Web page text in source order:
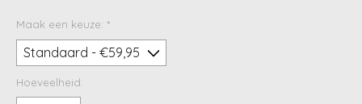
Maak een keuze: *
Hoeveelheid: